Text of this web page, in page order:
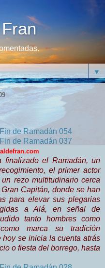
▼
finalizado el Ramadán, un
el primer actor
rezo multitudinario cerca
Capitán, donde se han
para elevar sus plegarias
a Alá, en señal de
tanto hombres como
marca su tradición
se inicia la cuenta atrás
o fiesta del borrego, hasta